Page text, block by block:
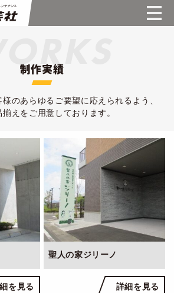
制作実績
のあらゆるご要望に応えられるよう、
揃えをご用意しております。
を見る
聖人の家ジリーノ
詳細を見る